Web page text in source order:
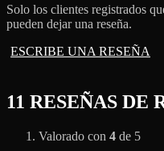
Solo los clientes registrados
pueden dejar una reseña.
ESCRIBE UNA RESEÑA
11 RESEÑAS DE
Valorado con 4 de 5